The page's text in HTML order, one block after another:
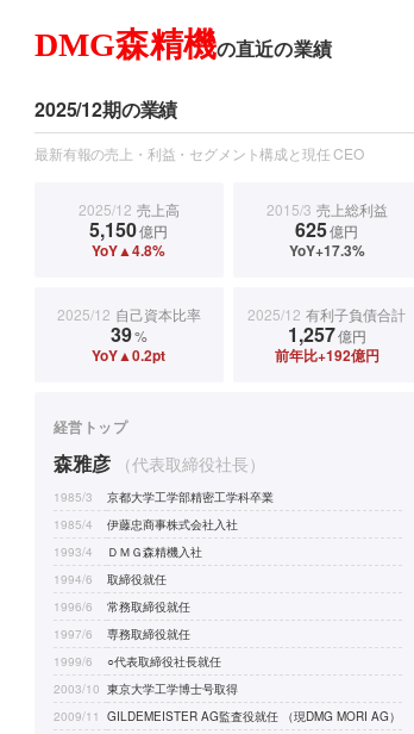
DMG森精機の直近の業績
2025/12期の業績
最新有報の売上・利益・セグメント構成と現任 CEO
2025/12 売上高
5,150億円
YoY▲4.8%
2015/3 売上総利益
625億円
YoY+17.3%
2025/12 自己資本比率
39%
YoY▲0.2pt
2025/12 有利子負債合計
1,257億円
前年比+192億円
経営トップ
森雅彦 （代表取締役社長）
1985/3
京都大学工学部精密工学科卒業
1985/4
伊藤忠商事株式会社入社
1993/4
ＤＭＧ森精機入社
1994/6
取締役就任
1996/6
常務取締役就任
1997/6
専務取締役就任
1999/6
○代表取締役社長就任
2003/10 東京大学工学博士号取得
2009/11 GILDEMEISTER AG監査役就任 （現DMG MORI AG）